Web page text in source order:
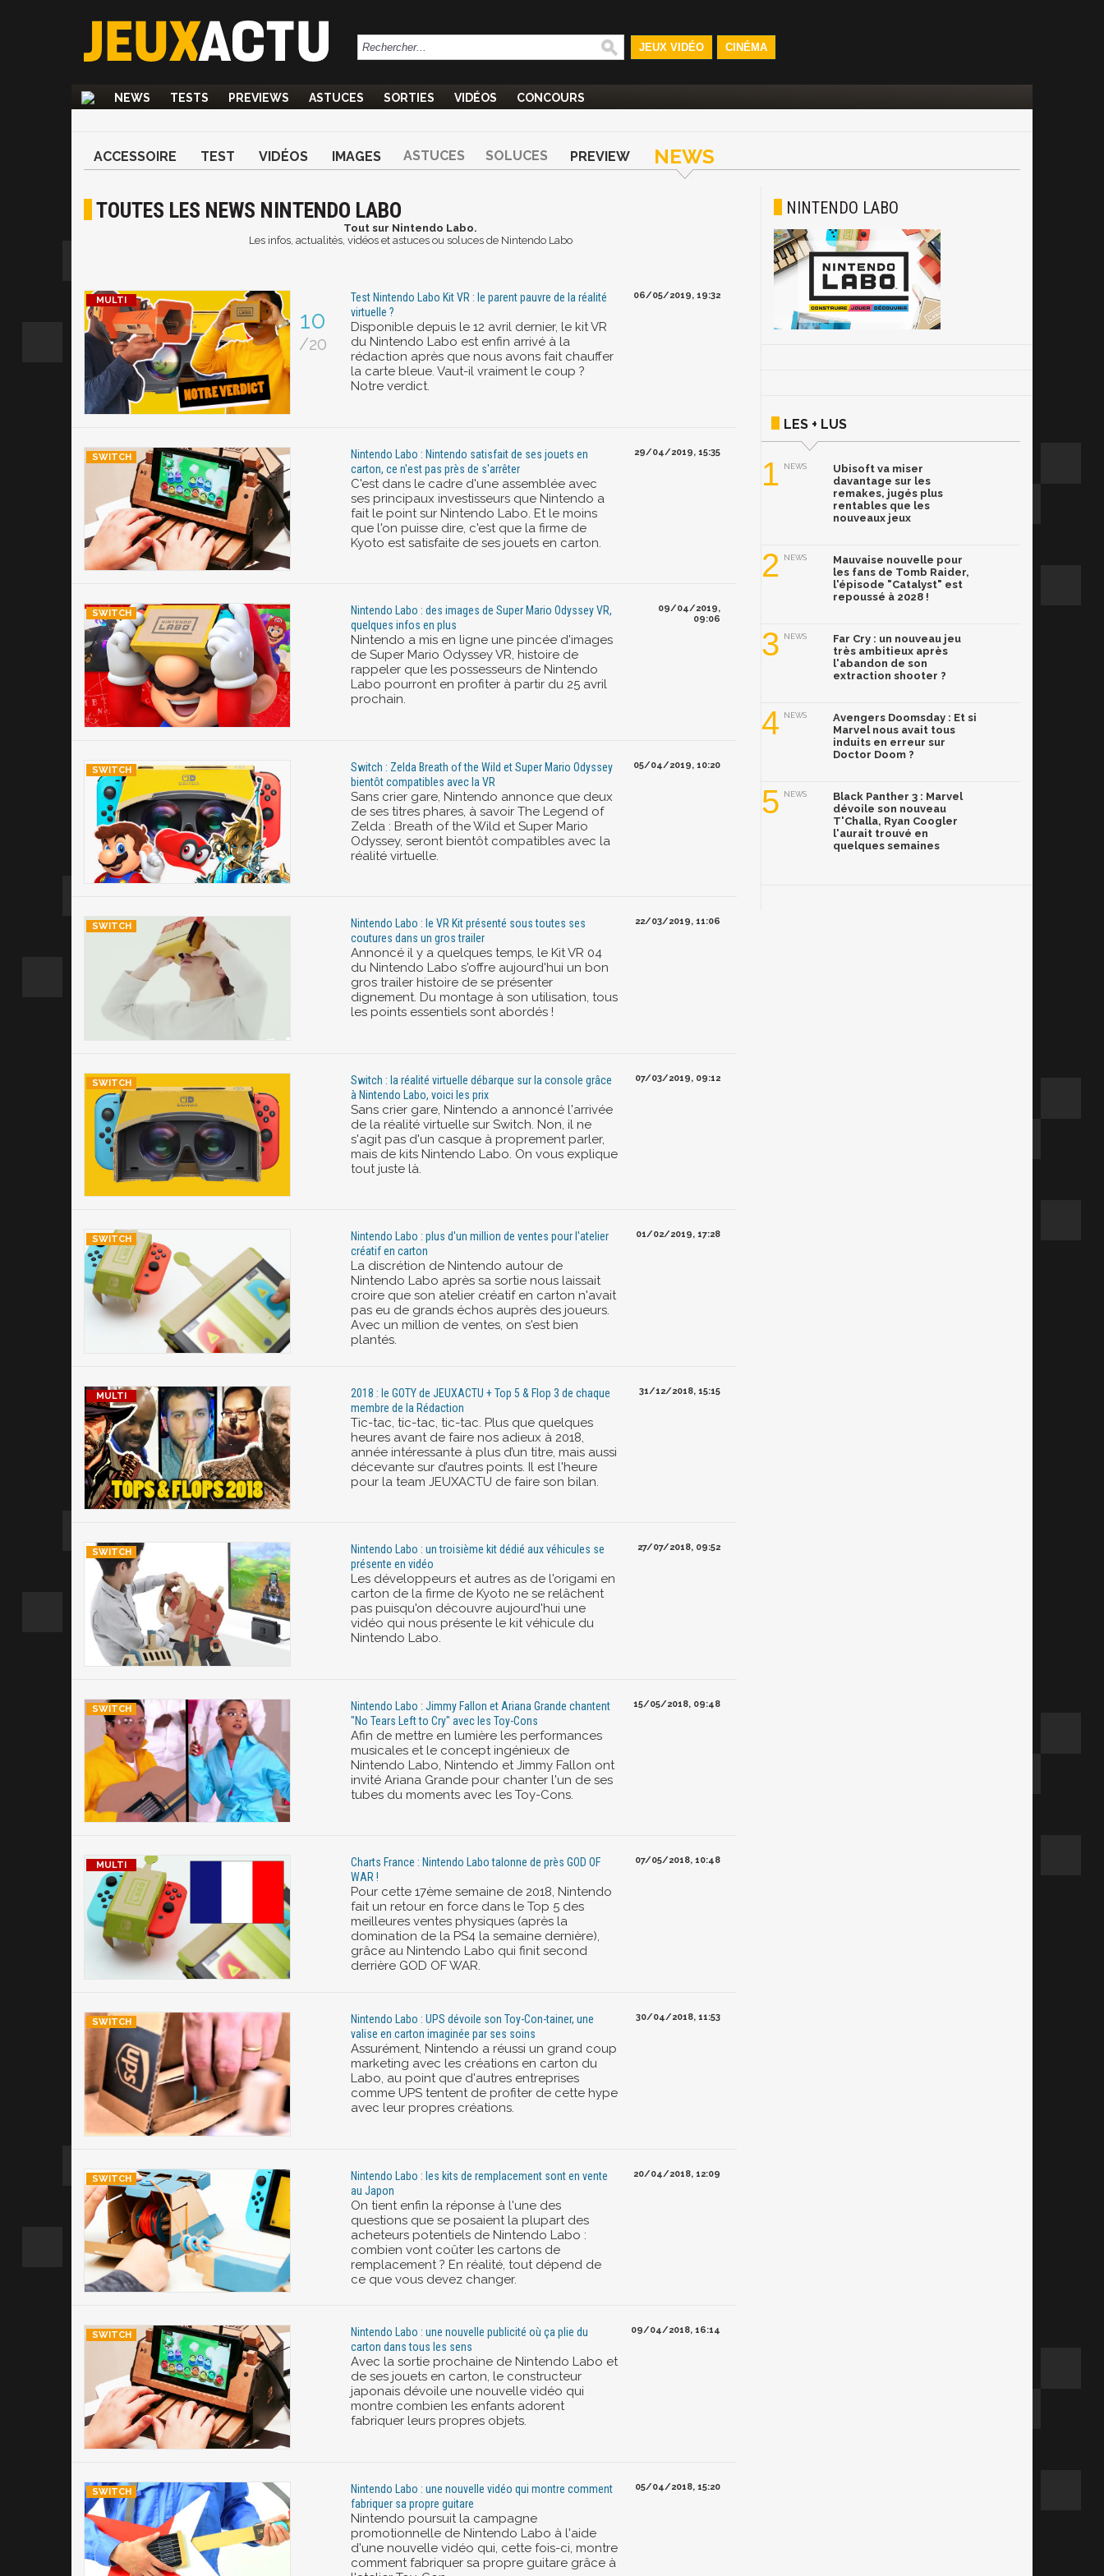
JEUX VIDÉO CINÉMA
NEWS TESTS PREVIEWS ASTUCES SORTIES VIDÉOS CONCOURS
ACCESSOIRE TEST VIDÉOS IMAGES ASTUCES SOLUCES PREVIEW NEWS
TOUTES LES NEWS NINTENDO LABO
Tout sur Nintendo Labo.
Les infos, actualités, vidéos et astuces ou soluces de Nintendo Labo
10
/20
Test Nintendo Labo Kit VR : le parent pauvre de la réalité
virtuelle ?
Disponible depuis le 12 avril dernier, le kit VR
du Nintendo Labo est enfin arrivé à la
rédaction après que nous avons fait chauffer
la carte bleue. Vaut-il vraiment le coup ?
Notre verdict.
06/05/2019, 19:32
Nintendo Labo : Nintendo satisfait de ses jouets en
carton, ce n'est pas près de s'arrêter
C'est dans le cadre d'une assemblée avec
ses principaux investisseurs que Nintendo a
fait le point sur Nintendo Labo. Et le moins
que l'on puisse dire, c'est que la firme de
Kyoto est satisfaite de ses jouets en carton.
29/04/2019, 15:35
Nintendo Labo : des images de Super Mario Odyssey VR,
quelques infos en plus
Nintendo a mis en ligne une pincée d'images
de Super Mario Odyssey VR, histoire de
rappeler que les possesseurs de Nintendo
Labo pourront en profiter à partir du 25 avril
prochain.
09/04/2019,
09:06
Switch : Zelda Breath of the Wild et Super Mario Odyssey
bientôt compatibles avec la VR
Sans crier gare, Nintendo annonce que deux
de ses titres phares, à savoir The Legend of
Zelda : Breath of the Wild et Super Mario
Odyssey, seront bientôt compatibles avec la
réalité virtuelle.
05/04/2019, 10:20
Nintendo Labo : le VR Kit présenté sous toutes ses
coutures dans un gros trailer
Annoncé il y a quelques temps, le Kit VR 04
du Nintendo Labo s'offre aujourd'hui un bon
gros trailer histoire de se présenter
dignement. Du montage à son utilisation, tous
les points essentiels sont abordés !
22/03/2019, 11:06
Switch : la réalité virtuelle débarque sur la console grâce
à Nintendo Labo, voici les prix
Sans crier gare, Nintendo a annoncé l'arrivée
de la réalité virtuelle sur Switch. Non, il ne
s'agit pas d'un casque à proprement parler,
mais de kits Nintendo Labo. On vous explique
tout juste là.
07/03/2019, 09:12
Nintendo Labo : plus d'un million de ventes pour l'atelier
créatif en carton
La discrétion de Nintendo autour de
Nintendo Labo après sa sortie nous laissait
croire que son atelier créatif en carton n'avait
pas eu de grands échos auprès des joueurs.
Avec un million de ventes, on s'est bien
plantés.
01/02/2019, 17:28
2018 : le GOTY de JEUXACTU + Top 5 & Flop 3 de chaque
membre de la Rédaction
Tic-tac, tic-tac, tic-tac. Plus que quelques
heures avant de faire nos adieux à 2018,
année intéressante à plus d’un titre, mais aussi
décevante sur d’autres points. Il est l'heure
pour la team JEUXACTU de faire son bilan.
31/12/2018, 15:15
Nintendo Labo : un troisième kit dédié aux véhicules se
présente en vidéo
Les développeurs et autres as de l'origami en
carton de la firme de Kyoto ne se relâchent
pas puisqu'on découvre aujourd'hui une
vidéo qui nous présente le kit véhicule du
Nintendo Labo.
27/07/2018, 09:52
Nintendo Labo : Jimmy Fallon et Ariana Grande chantent
"No Tears Left to Cry" avec les Toy-Cons
Afin de mettre en lumière les performances
musicales et le concept ingénieux de
Nintendo Labo, Nintendo et Jimmy Fallon ont
invité Ariana Grande pour chanter l'un de ses
tubes du moments avec les Toy-Cons.
15/05/2018, 09:48
Charts France : Nintendo Labo talonne de près GOD OF
WAR !
Pour cette 17ème semaine de 2018, Nintendo
fait un retour en force dans le Top 5 des
meilleures ventes physiques (après la
domination de la PS4 la semaine dernière),
grâce au Nintendo Labo qui finit second
derrière GOD OF WAR.
07/05/2018, 10:48
Nintendo Labo : UPS dévoile son Toy-Con-tainer, une
valise en carton imaginée par ses soins
Assurément, Nintendo a réussi un grand coup
marketing avec les créations en carton du
Labo, au point que d'autres entreprises
comme UPS tentent de profiter de cette hype
avec leur propres créations.
30/04/2018, 11:53
Nintendo Labo : les kits de remplacement sont en vente
au Japon
On tient enfin la réponse à l'une des
questions que se posaient la plupart des
acheteurs potentiels de Nintendo Labo :
combien vont coûter les cartons de
remplacement ? En réalité, tout dépend de
ce que vous devez changer.
20/04/2018, 12:09
Nintendo Labo : une nouvelle publicité où ça plie du
carton dans tous les sens
Avec la sortie prochaine de Nintendo Labo et
de ses jouets en carton, le constructeur
japonais dévoile une nouvelle vidéo qui
montre combien les enfants adorent
fabriquer leurs propres objets.
09/04/2018, 16:14
Nintendo Labo : une nouvelle vidéo qui montre comment
fabriquer sa propre guitare
Nintendo poursuit la campagne
promotionnelle de Nintendo Labo à l'aide
d'une nouvelle vidéo qui, cette fois-ci, montre
comment fabriquer sa propre guitare grâce à
05/04/2018, 15:20
NINTENDO LABO
LES + LUS
1 NEWS
Ubisoft va miser
davantage sur les
remakes, jugés plus
rentables que les
nouveaux jeux
2 NEWS
Mauvaise nouvelle pour
les fans de Tomb Raider,
l'épisode "Catalyst" est
repoussé à 2028 !
3 NEWS
Far Cry : un nouveau jeu
très ambitieux après
l'abandon de son
extraction shooter ?
4 NEWS
Avengers Doomsday : Et si
Marvel nous avait tous
induits en erreur sur
Doctor Doom ?
5 NEWS
Black Panther 3 : Marvel
dévoile son nouveau
T'Challa, Ryan Coogler
l'aurait trouvé en
quelques semaines